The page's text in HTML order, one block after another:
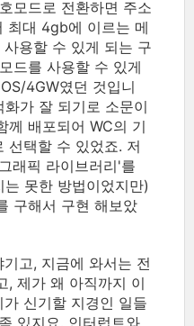
모드로 전환하면 주소
최대 4gb에 이르는 메
용할 수 있게 되는 구
드를 사용할 수 있게
4GW였던 것입니
가 잘 되기로 소문이
배포되어 WC의 기
선택할 수 있었죠. 저
래픽 라이브러리'를
못한 방법이었지만)
구해서 구현 해보았
고, 지금에 와서는 전
, 제가 왜 아직까지 이
신기할 지경인 일들
있지요. 인터럽트와